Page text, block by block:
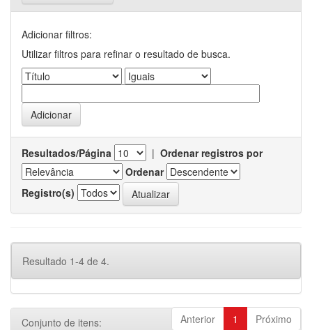
Adicionar filtros:
Utilizar filtros para refinar o resultado de busca.
Resultados/Página | Ordenar registros por
Ordenar
Registro(s)
Resultado 1-4 de 4.
Anterior 1 Próximo
Conjunto de itens: